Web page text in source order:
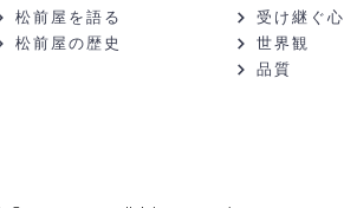
松前屋を語る
松前屋の歴史
受け継ぐ心
世界観
品質